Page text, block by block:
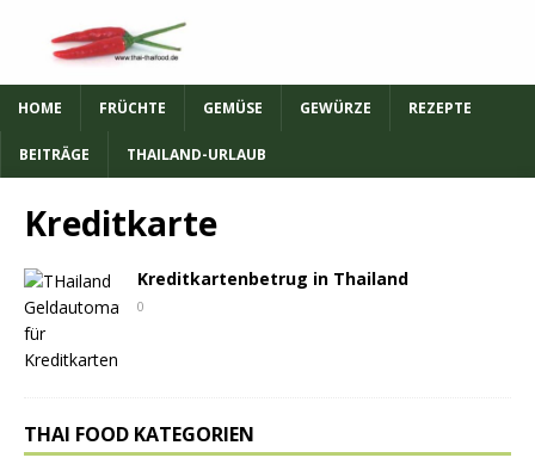
HOME FRÜCHTE GEMÜSE GEWÜRZE REZEPTE
BEITRÄGE THAILAND-URLAUB
Kreditkarte
Kreditkartenbetrug in Thailand
0
THAI FOOD KATEGORIEN